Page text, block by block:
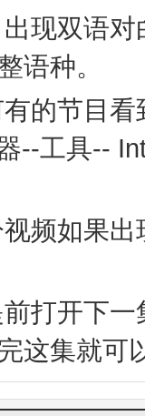
现双语
语种。
的节目
--工具--
频如果
打开下
这集就可